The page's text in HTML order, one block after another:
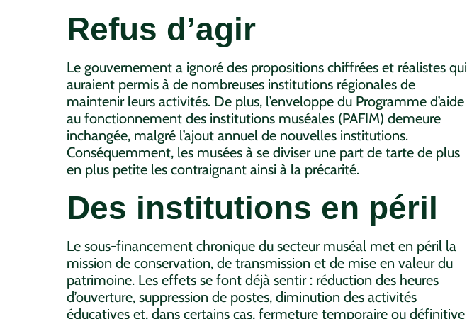
Refus d’agir
Le gouvernement a ignoré des propositions chiffrées et réalistes qui
auraient permis à de nombreuses institutions régionales de
maintenir leurs activités. De plus, l’enveloppe du Programme d’aide
au fonctionnement des institutions muséales (PAFIM) demeure
inchangée, malgré l’ajout annuel de nouvelles institutions.
Conséquemment, les musées à se diviser une part de tarte de plus
en plus petite les contraignant ainsi à la précarité.
Des institutions en péril
Le sous-financement chronique du secteur muséal met en péril la
mission de conservation, de transmission et de mise en valeur du
patrimoine. Les effets se font déjà sentir : réduction des heures
d’ouverture, suppression de postes, diminution des activités
éducatives et, dans certains cas, fermeture temporaire ou définitive